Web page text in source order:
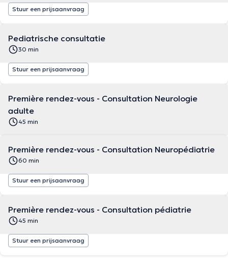
Stuur een prijsaanvraag
Pediatrische consultatie
30 min
Stuur een prijsaanvraag
Première rendez-vous - Consultation Neurologie
adulte
45 min
Première rendez-vous - Consultation Neuropédiatrie
60 min
Stuur een prijsaanvraag
Première rendez-vous - Consultation pédiatrie
45 min
Stuur een prijsaanvraag